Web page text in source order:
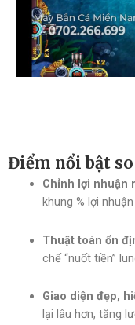
Điểm nổi bật
Chỉnh lợi nhuận
khung % lợi
Thuật toán ổn
chế “nuốt tiền”
Giao diện đẹp,
lại lâu hơn, tăng